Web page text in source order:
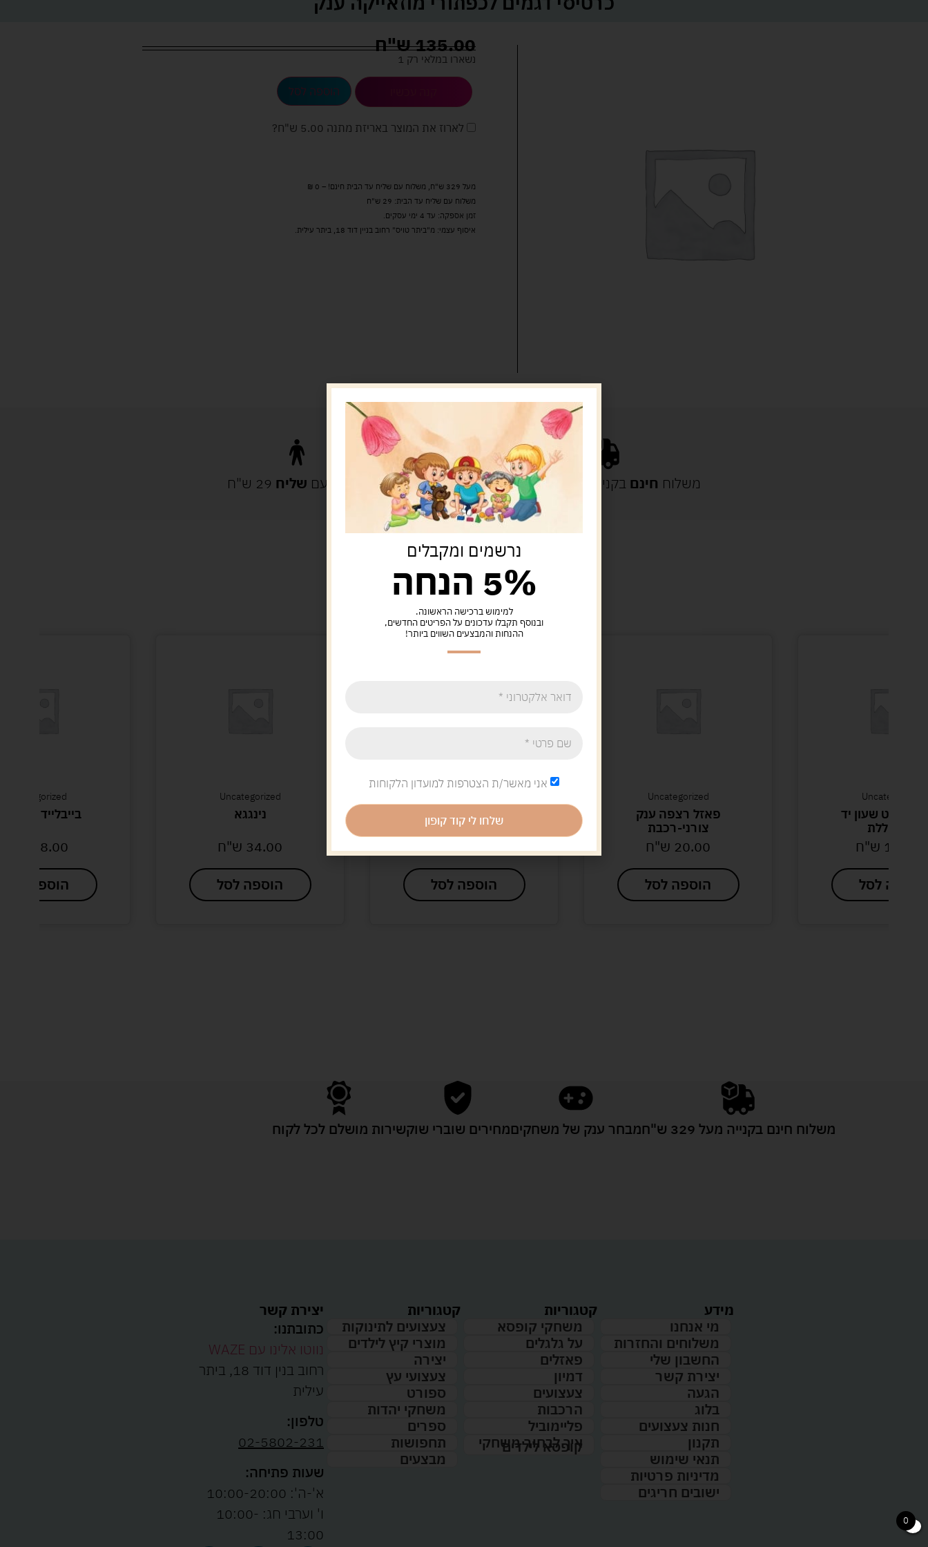
135.00ש"ח
נשארו במלאי רק 1
הוספה לסל
לארוז את המוצר באריזת מתנה 5.00 ש"ח ?
מעל 329 ש"ח, משלוח עם שליח עד הבית חינם! – 0 ₪
משלוח עם שליח עד הבית: 29 ש"ח
זמן אספקה: עד 4 ימי עסקים.
איסוף עצמי: מ"ביתר טויס" רחוב בניין דוד 18, ביתר עילית.
משלוח חינם בקנייה מעל 329 ש"ח משלוח עם שליח 29 ש"ח
מוצרים קשורים
Uncategorized
שלט שעון יד
משתוללת
149.00 ש"ח
הוספה לסל
Uncategorized
פאזל רצפה ענק
צורני-רכבת
20.00 ש"ח
הוספה לסל
חבל קפיצה עם ידית עץ
24.00ש"ח
הוספה לסל
Uncategorized
נינגגא
34.00 ש"ח
הוספה לסל
Uncategorized
בייבלייד
18.00
הוספה לסל
משלוח חינם בקנייה מעל 329 ש"ח מבחר ענק של משחקיםמחירים שוברי שוקשירות מושלם לכל לקוח
מידע
מי אנחנו
משלוחים והחזרות
החשבון שלי
יצירת קשר
הגעה
בלוג
חנות צעצועים
תקנון
תנאי שימוש
מדיניות פרטיות
ישובים חריגים
קטגוריות
משחקי קופסא
על גלגלים
פאזלים
דמיון
צעצועים
הרכבות
פליימוביל
איך לבחור משחקי
קופסא לילדים
קטגוריות
צעצועים לתינוקות
מוצרי קיץ לילדים
יצירה
צעצועי עץ
ספורט
משחקי יהדות
ספרים
תחפושות
מבצעים
יצירת קשר
כתובתנו:
נווטו אלינו עם WAZE
רחוב בנין דוד 18, ביתר
עילית
טלפון:
02-5802-231
שעות פתיחה:
א'-ה': 10:00-20:00
ו' וערבי חג: 10:00-
13:00
0
נרשמים ומקבלים
5% הנחה
למימוש ברכישה הראשונה.
ובנוסף תקבלו עדכונים על הפריטים החדשים,
ההנחות והמבצעים השווים ביותר!
אני מאשר/ת הצטרפות למועדון הלקוחות
שלחו לי קוד קופון